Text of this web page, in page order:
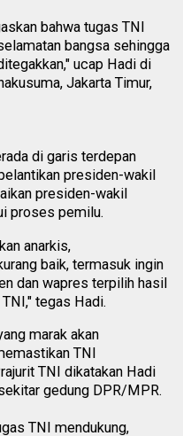
bahwa tugas TNI
bangsa sehingga
ucap Hadi di
Jakarta Timur,
di garis terdepan
presiden-wakil
presiden-wakil
proses pemilu.
anarkis,
baik, termasuk ingin
dan wapres terpilih hasil
tegas Hadi.
marak akan
TNI
TNI dikatakan Hadi
gedung DPR/MPR.
TNI mendukung,